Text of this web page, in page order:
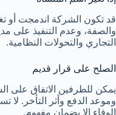
قد تكون الشركة اندمجت أو
والصفة، وعدم التنفيذ على
التجاري والتحولات النظامية.
الصلح على قرار قديم
يمكن للطرفين الاتفاق على
وموعد الدفع وأثر التأخر. لا
الوفاء إلا بضمان مفهوم.